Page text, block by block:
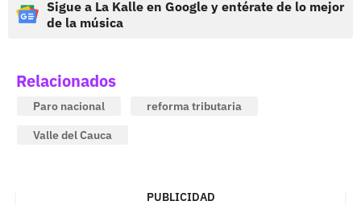
Sigue a La Kalle en Google y entérate de lo mejor
de la música
Relacionados
Paro nacional
reforma tributaria
Valle del Cauca
PUBLICIDAD